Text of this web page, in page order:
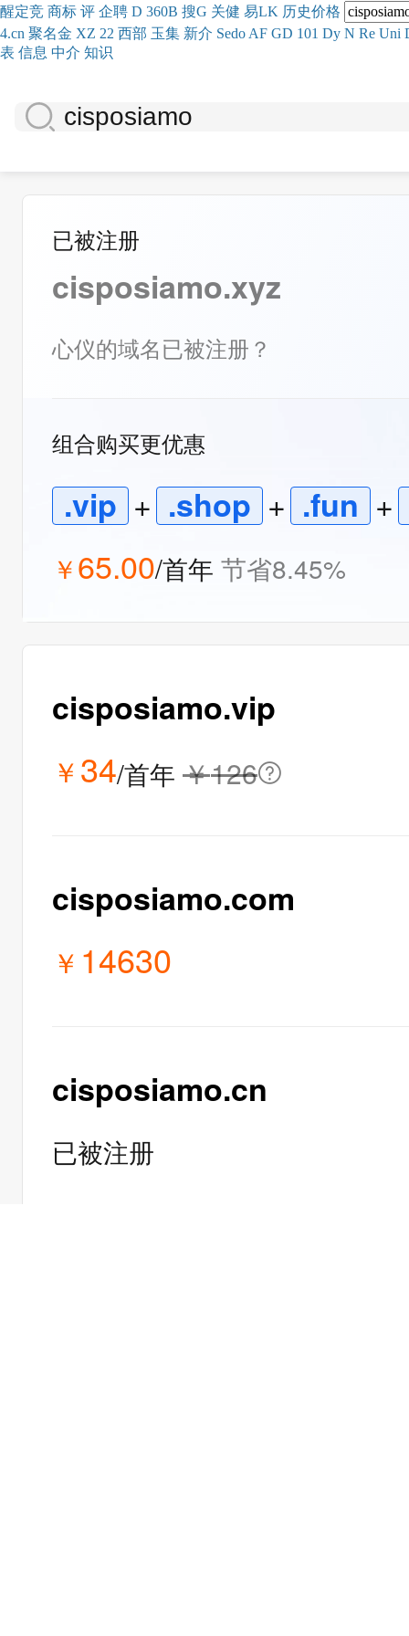
醒定竞 商标 评 企聘 D 360B 搜G 关健 易LK 历史价格
4.cn 聚名金 XZ 22 西部 玉集 新介 Sedo AF GD 101 Dy N Re Uni
表 信息 中介 知识